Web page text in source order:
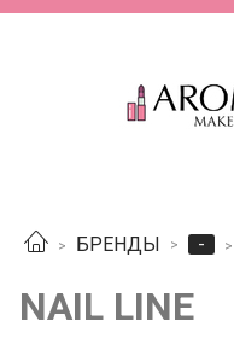
БРЕНДЫ -
NAIL LINE